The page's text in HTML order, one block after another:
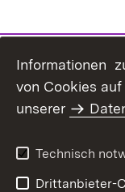
Erklärung zur
Informationen
von Cookies
unserer
Technisch
Drittanbieter-